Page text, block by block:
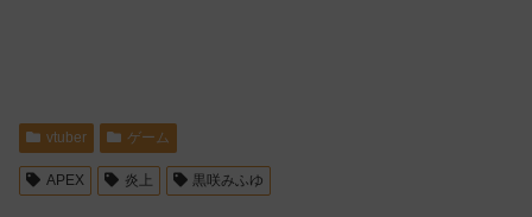
vtuber ゲーム
APEX 炎上 黒咲みふゆ